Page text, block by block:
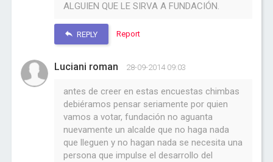
ALGUIEN QUE LE SIRVA A FUNDACIÓN.
REPLY Report
Luciani roman 28-09-2014 09:03
antes de creer en estas encuestas chimbas
debiéramos pensar seriamente por quien
vamos a votar, fundación no aguanta
nuevamente un alcalde que no haga nada
que lleguen y no hagan nada se necesita una
persona que impulse el desarrollo del